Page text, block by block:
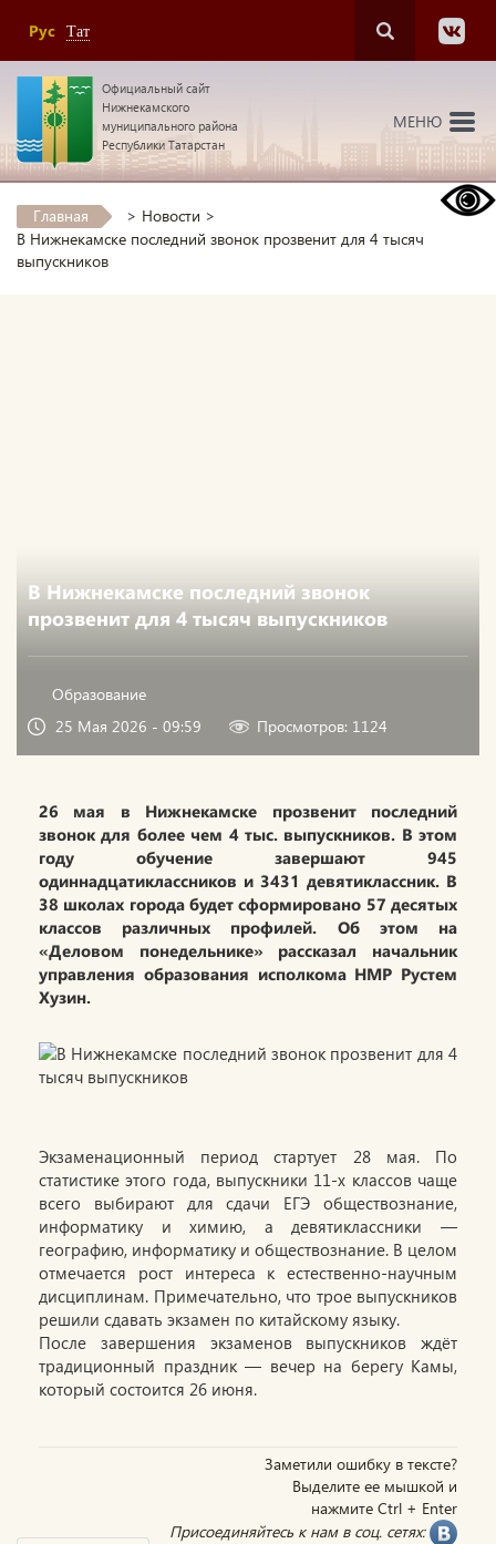
Рус Тат
Официальный сайт
Нижнекамского
муниципального района
Республики Татарстан
МЕНЮ
Главная > Новости >
В Нижнекамске последний звонок прозвенит для 4 тысяч
выпускников
В Нижнекамске последний звонок
прозвенит для 4 тысяч выпускников
Образование
25 Мая 2026 - 09:59
Просмотров: 1124
26 мая в Нижнекамске прозвенит последний
звонок для более чем 4 тыс. выпускников. В этом
году обучение завершают 945
одиннадцатиклассников и 3431 девятиклассник. В
38 школах города будет сформировано 57 десятых
классов различных профилей. Об этом на
«Деловом понедельнике» рассказал начальник
управления образования исполкома НМР Рустем
Хузин.
Экзаменационный период стартует 28 мая. По
статистике этого года, выпускники 11-х классов чаще
всего выбирают для сдачи ЕГЭ обществознание,
информатику и химию, а девятиклассники —
географию, информатику и обществознание. В целом
отмечается рост интереса к естественно-научным
дисциплинам. Примечательно, что трое выпускников
решили сдавать экзамен по китайскому языку.
После завершения экзаменов выпускников ждёт
традиционный праздник — вечер на берегу Камы,
который состоится 26 июня.
Заметили ошибку в тексте?
Выделите ее мышкой и
нажмите Ctrl + Enter
Присоединяйтесь к нам в соц. сетях: